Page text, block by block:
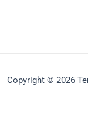
Copyright © 2026